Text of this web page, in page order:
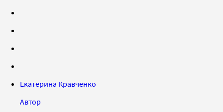
Екатерина Кравченко
Автор